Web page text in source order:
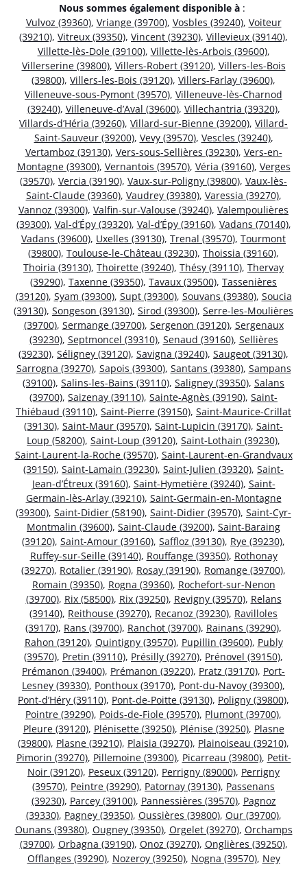
Nous sommes également disponible à :
Vulvoz (39360), Vriange (39700), Vosbles (39240), Voiteur
(39210), Vitreux (39350), Vincent (39230), Villevieux (39140),
Villette-lès-Dole (39100), Villette-lès-Arbois (39600),
Villerserine (39800), Villers-Robert (39120), Villers-les-Bois
(39800), Villers-les-Bois (39120), Villers-Farlay (39600),
Villeneuve-sous-Pymont (39570), Villeneuve-lès-Charnod
(39240), Villeneuve-d’Aval (39600), Villechantria (39320),
Villards-d’Héria (39260), Villard-sur-Bienne (39200), Villard-
Saint-Sauveur (39200), Vevy (39570), Vescles (39240),
Vertamboz (39130), Vers-sous-Sellières (39230), Vers-en-
Montagne (39300), Vernantois (39570), Véria (39160), Verges
(39570), Vercia (39190), Vaux-sur-Poligny (39800), Vaux-lès-
Saint-Claude (39360), Vaudrey (39380), Varessia (39270),
Vannoz (39300), Valfin-sur-Valouse (39240), Valempoulières
(39300), Val-d’Épy (39320), Val-d’Épy (39160), Vadans (70140),
Vadans (39600), Uxelles (39130), Trenal (39570), Tourmont
(39800), Toulouse-le-Château (39230), Thoissia (39160),
Thoiria (39130), Thoirette (39240), Thésy (39110), Thervay
(39290), Taxenne (39350), Tavaux (39500), Tassenières
(39120), Syam (39300), Supt (39300), Souvans (39380), Soucia
(39130), Songeson (39130), Sirod (39300), Serre-les-Moulières
(39700), Sermange (39700), Sergenon (39120), Sergenaux
(39230), Septmoncel (39310), Senaud (39160), Sellières
(39230), Séligney (39120), Savigna (39240), Saugeot (39130),
Sarrogna (39270), Sapois (39300), Santans (39380), Sampans
(39100), Salins-les-Bains (39110), Saligney (39350), Salans
(39700), Saizenay (39110), Sainte-Agnès (39190), Saint-
Thiébaud (39110), Saint-Pierre (39150), Saint-Maurice-Crillat
(39130), Saint-Maur (39570), Saint-Lupicin (39170), Saint-
Loup (58200), Saint-Loup (39120), Saint-Lothain (39230),
Saint-Laurent-la-Roche (39570), Saint-Laurent-en-Grandvaux
(39150), Saint-Lamain (39230), Saint-Julien (39320), Saint-
Jean-d’Étreux (39160), Saint-Hymetière (39240), Saint-
Germain-lès-Arlay (39210), Saint-Germain-en-Montagne
(39300), Saint-Didier (58190), Saint-Didier (39570), Saint-Cyr-
Montmalin (39600), Saint-Claude (39200), Saint-Baraing
(39120), Saint-Amour (39160), Saffloz (39130), Rye (39230),
Ruffey-sur-Seille (39140), Rouffange (39350), Rothonay
(39270), Rotalier (39190), Rosay (39190), Romange (39700),
Romain (39350), Rogna (39360), Rochefort-sur-Nenon
(39700), Rix (58500), Rix (39250), Revigny (39570), Relans
(39140), Reithouse (39270), Recanoz (39230), Ravilloles
(39170), Rans (39700), Ranchot (39700), Rainans (39290),
Rahon (39120), Quintigny (39570), Pupillin (39600), Publy
(39570), Pretin (39110), Présilly (39270), Prénovel (39150),
Prémanon (39400), Prémanon (39220), Pratz (39170), Port-
Lesney (39330), Ponthoux (39170), Pont-du-Navoy (39300),
Pont-d’Héry (39110), Pont-de-Poitte (39130), Poligny (39800),
Pointre (39290), Poids-de-Fiole (39570), Plumont (39700),
Pleure (39120), Plénisette (39250), Plénise (39250), Plasne
(39800), Plasne (39210), Plaisia (39270), Plainoiseau (39210),
Pimorin (39270), Pillemoine (39300), Picarreau (39800), Petit-
Noir (39120), Peseux (39120), Perrigny (89000), Perrigny
(39570), Peintre (39290), Patornay (39130), Passenans
(39230), Parcey (39100), Pannessières (39570), Pagnoz
(39330), Pagney (39350), Oussières (39800), Our (39700),
Ounans (39380), Ougney (39350), Orgelet (39270), Orchamps
(39700), Orbagna (39190), Onoz (39270), Onglières (39250),
Offlanges (39290), Nozeroy (39250), Nogna (39570), Ney